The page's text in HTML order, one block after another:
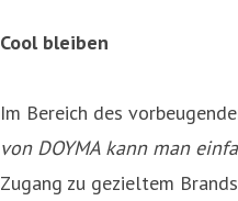
Cool bleiben
Im Bereich des
von DOYMA kann man
Zugang zu gezieltem